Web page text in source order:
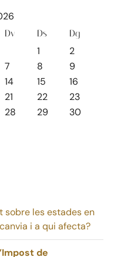
Dv Ds Dg
1
2
7 8
9
14 15
16
21 22
23
28 29
30
sobre les estades en
i a qui afecta?
de